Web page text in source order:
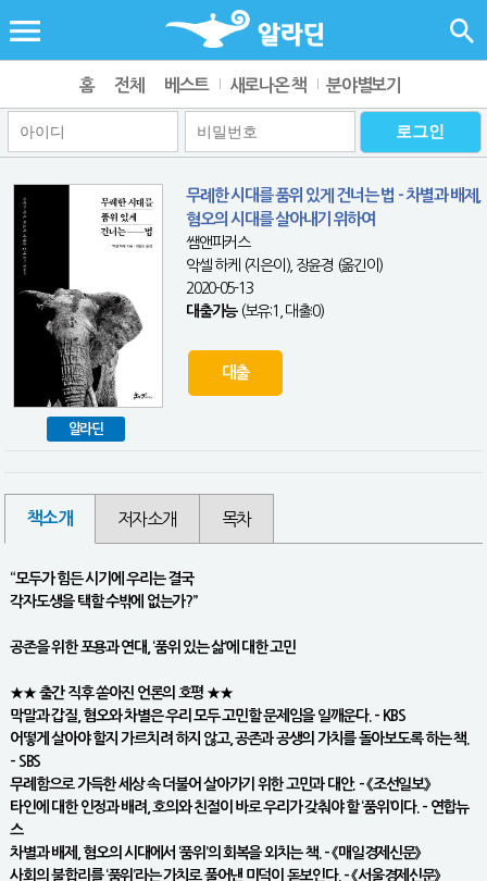
홈 전체 베스트 새로나온 책 분야별보기
알라딘
무례한 시대를 품위 있게 건너는 법 - 차별과 배제,
혐오의 시대를 살아내기 위하여
쌤앤파커스
악셀 하케 (지은이), 장윤경 (옮긴이)
2020-05-13
대출가능(보유:1, 대출:0)
대출
책소개 저자소개 목차
“모두가 힘든 시기에 우리는 결국
각자도생을 택할 수밖에 없는가?”
공존을 위한 포용과 연대, ‘품위 있는 삶’에 대한 고민
★★ 출간 직후 쏟아진 언론의 호평 ★★
막말과 갑질, 혐오와 차별은 우리 모두 고민할 문제임을 일깨운다. - KBS
어떻게 살아야 할지 가르치려 하지 않고, 공존과 공생의 가치를 돌아보도록 하는 책.
- SBS
무례함으로 가득한 세상 속 더불어 살아가기 위한 고민과 대안. - 《조선일보》
타인에 대한 인정과 배려, 호의와 친절이 바로 우리가 갖춰야 할 ‘품위’이다. - 연합뉴
스
차별과 배제, 혐오의 시대에서 ‘품위’의 회복을 외치는 책. - 《매일경제신문》
사회의 불합리를 ‘품위’라는 가치로 풀어낸 미덕이 돋보인다. - 《서울경제신문》